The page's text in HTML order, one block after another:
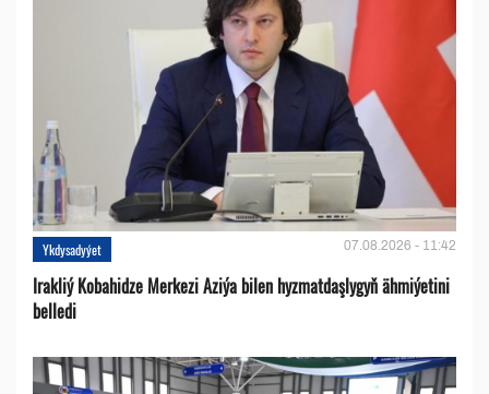
Ykdysadyýet 07.08.2026 - 11:42
Irakliý Kobahidze Merkezi Aziýa bilen hyzmatdaşlygyň ähmiýetini
belledi